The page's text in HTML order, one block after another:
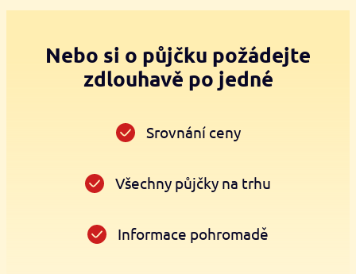
Nebo si o půjčku požádejte
zdlouhavě po jedné
Srovnání ceny
Všechny půjčky na trhu
Informace pohromadě